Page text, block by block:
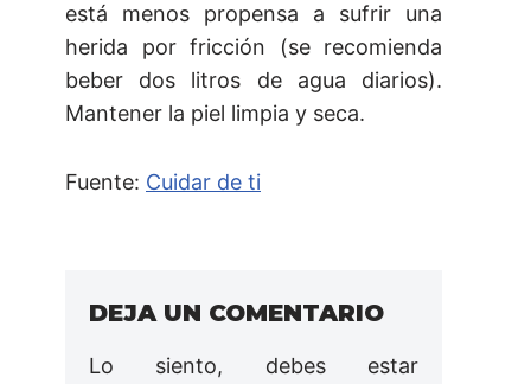
está menos propensa a sufrir una
herida por fricción (se recomienda
beber dos litros de agua diarios).
Mantener la piel limpia y seca.
Fuente: Cuidar de ti
DEJA UN COMENTARIO
Lo siento, debes estar